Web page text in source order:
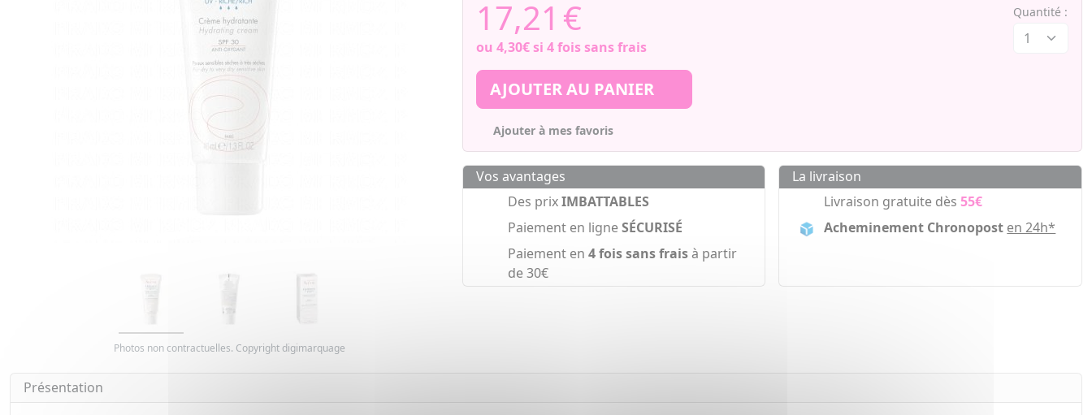
Photos non contractuelles. Copyright digimarquage
17,21 €
ou 4,30€si 4 fois sans frais
Quantité :
AJOUTER AU PANIER
Ajouter à mes favoris
Vos avantages
Des prixIMBATTABLES
Paiement en ligneSÉCURISÉ
Paiement en 4 fois sans fraisà partir
de 30€
La livraison
Livraison gratuite dès55€
Acheminement Chronopost en 24h*
Présentation